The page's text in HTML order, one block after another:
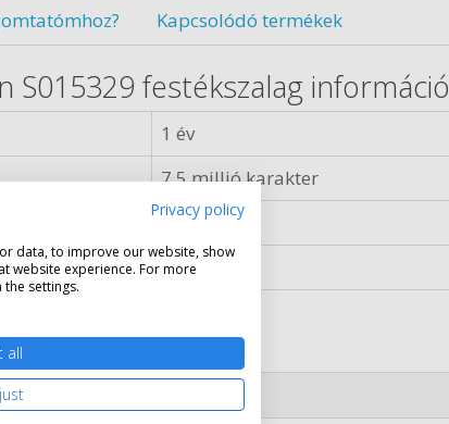
Kapcsolódó termékek
S015329 festékszalag információ
1 év
7,5 millió karakter
normál
fekete
Privacy policy
data, to improve our website, show
website experience. For more
settings.
all